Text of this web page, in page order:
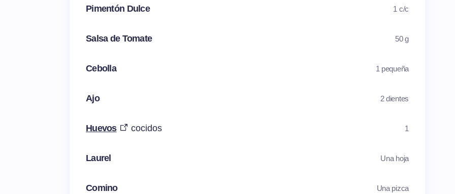
Pimentón Dulce 1 c/c
Salsa de Tomate 50 g
Cebolla 1 pequeña
Ajo 2 dientes
Huevos cocidos 1
Laurel Una hoja
Comino Una pizca